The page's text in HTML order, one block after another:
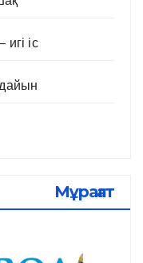
іс
Мұрағат